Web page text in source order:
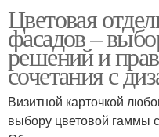
Цветовая
фасадов –
решений и
сочетания с
Визитной карточкой
выбору цветовой гаммы